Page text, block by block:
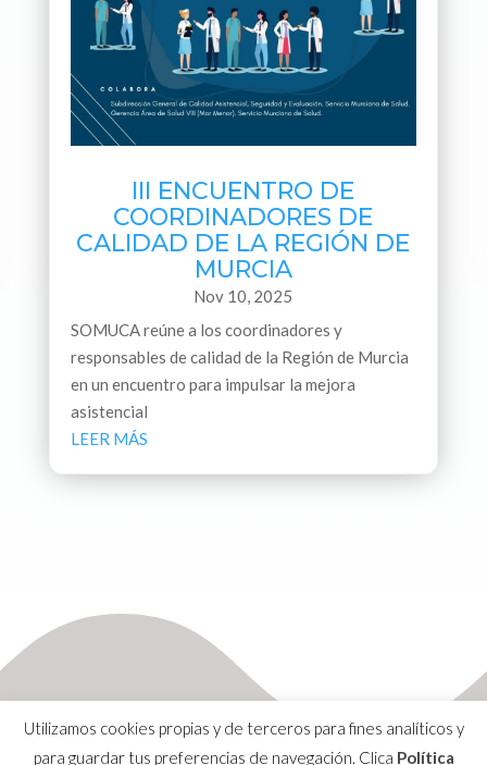
III ENCUENTRO DE
COORDINADORES DE
CALIDAD DE LA REGIÓN DE
MURCIA
Nov 10, 2025
SOMUCA reúne a los coordinadores y
responsables de calidad de la Región de Murcia
en un encuentro para impulsar la mejora
asistencial
LEER MÁS
Utilizamos cookies propias y de terceros para fines analíticos y
para guardar tus preferencias de navegación. Clica Política